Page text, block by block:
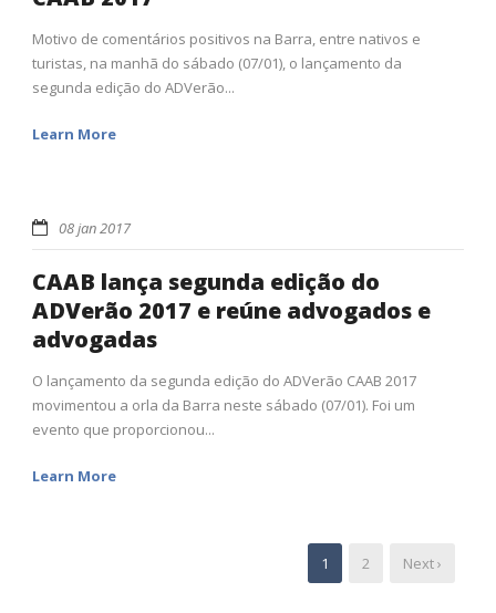
Motivo de comentários positivos na Barra, entre nativos e
turistas, na manhã do sábado (07/01), o lançamento da
segunda edição do ADVerão...
Learn More
08 jan 2017
CAAB lança segunda edição do
ADVerão 2017 e reúne advogados e
advogadas
O lançamento da segunda edição do ADVerão CAAB 2017
movimentou a orla da Barra neste sábado (07/01). Foi um
evento que proporcionou...
Learn More
1 2 Next ›